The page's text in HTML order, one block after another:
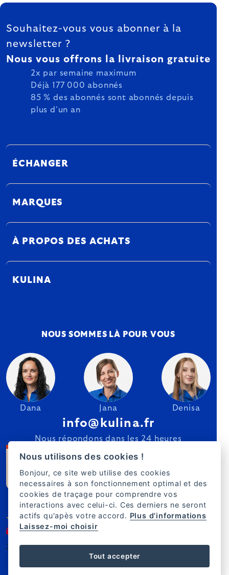
FOOTER
Souhaitez-vous vous abonner à la
newsletter ?
Nous vous offrons la livraison gratuite
2x par semaine maximum
Déjà 177 000 abonnés
85 % des abonnés sont abonnés depuis
plus d'un an
ÉCHANGER
MARQUES
À PROPOS DES ACHATS
KULINA
NOUS SOMMES LÀ POUR VOUS
Dana Jana Denisa
info@kulina.fr
Nous répondons dans les 24 heures
2007–2025 Kulina.fr FR
Nous utilisons des cookies !
Bonjour, ce site web utilise des cookies
necessaires à son fonctionnement optimal et des
cookies de traçage pour comprendre vos
interactions avec celui-ci. Ces derniers ne seront
actifs qu'apès votre accord. Plus d'informations
Laissez-moi choisir
Tout accepter